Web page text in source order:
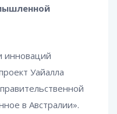
инноваций
Уайалла
в Австралии».